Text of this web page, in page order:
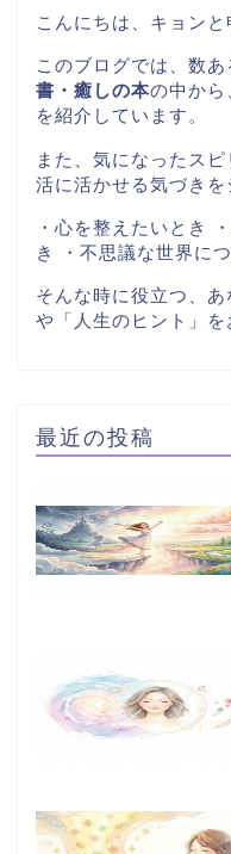
こんにちは、キョンと
このブログでは、数あ
書・癒しの本の中から
を紹介しています。
また、気になったス
活に活かせる気づきを
・心を整えたいとき
き ・不思議な世界に
そんな時に役立つ、あ
や「人生のヒント」を
最近の投稿